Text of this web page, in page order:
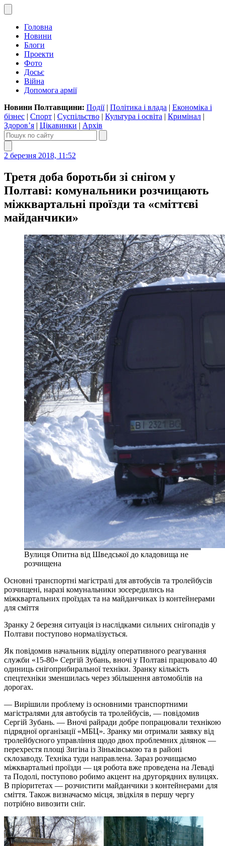
Головна
Новини
Блоги
Проекти
Фото
Досьє
Війна
Допомога армії
Новини Полтавщини: Події| Політика і влада | Економіка і
бізнес | Спорт | Суспільство | Культура і освіта | Кримінал |
Здоров’я | Цікавинки | Архів
2 березня 2018, 11:52
Третя доба боротьби зі снігом у
Полтаві: комунальники розчищають
міжквартальні проїзди та «сміттєві
майданчики»
Вулиця Опитна від Шведської до кладовища не
розчищена
Основні транспортні магістралі для автобусів та тролейбусів
розчищені, наразі комунальники зосередились на
міжквартальних проїздах та на майданчиках із контейнерами
для сміття
Зранку 2 березня ситуація із наслідками сильних снігопадів у
Полтави поступово нормалізується.
Як повідомив начальник відділу оперативного реагування
служби «15-80» Сергій Зубань, вночі у Полтаві працювало 40
одиниць снігоприбиральної техніки. Зранку кількість
спецтехніки зменшилась через збільшення автомобілів на
дорогах.
— Вирішили проблему із основними транспортними
магістралями для автобусів та тролейбусів, — повідомив
Сергій Зубань. — Вночі райради добре попрацювали технікою
підрядної організації «МБЦ». Зранку ми отримали заявку від
тролейбусного управління щодо двох проблемних ділянок —
перехрестя площі Зигіна із Зіньківською та в районі
склозаводу. Техніка туди направлена. Зараз розчищаємо
міжквартальні проїзди — ця робота вже проведена на Леваді
та Подолі, поступово робимо акцент на другорядних вулицях.
В пріоритетах — розчистити майданчики з контейнерами для
сміття. Також визначаємо місця, звідкіля в першу чергу
потрібно вивозити сніг.